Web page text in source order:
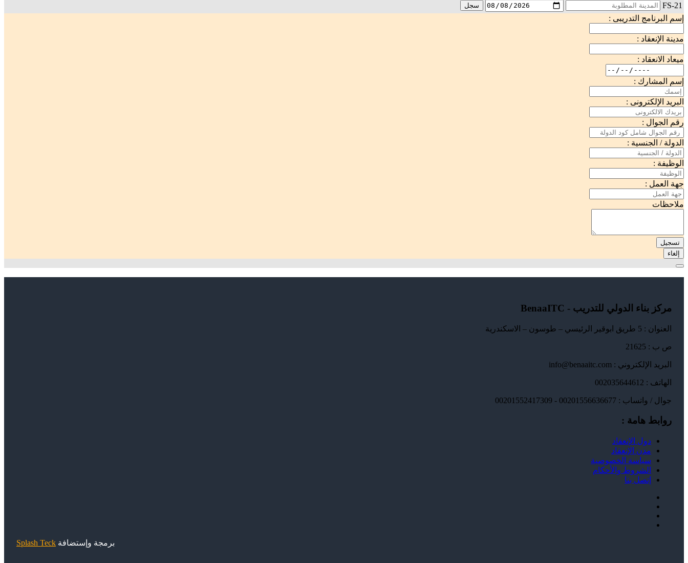
FS-21
سجل
إسم البرنامج التدريبى :
مدينة الإنعقاد :
ميعاد الانعقاد :
إسم المشارك :
البريد الإلكترونى :
رقم الجوال :
الدولة / الجنسية :
الوظيفة :
جهة العمل :
ملاحظات
تسجيل
إلغاء
مركز بناء الدولي للتدريب - BenaaITC
العنوان : 5 طريق ابوقير الرئيسي – طوسون – الاسكندرية
ص ب : 21625
البريد الإلكتروني : info@benaaitc.com
الهاتف : 002035644612
جوال / واتساب : 00201556636677 - 00201552417309
روابط هامة :
دول الإنعقاد
مدن الإنعقاد
سياسة الخصوصية
الشروط والأحكام
إتصل بنا
برمجة وإستضافة Splash Teck